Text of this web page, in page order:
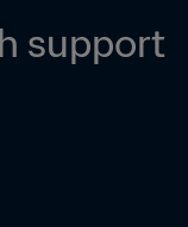
support